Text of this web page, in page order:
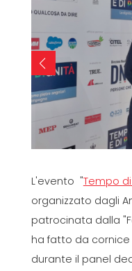
L'evento "Tempo
organizzato dagli
patrocinata dalla
ha fatto da cornice
durante il panel